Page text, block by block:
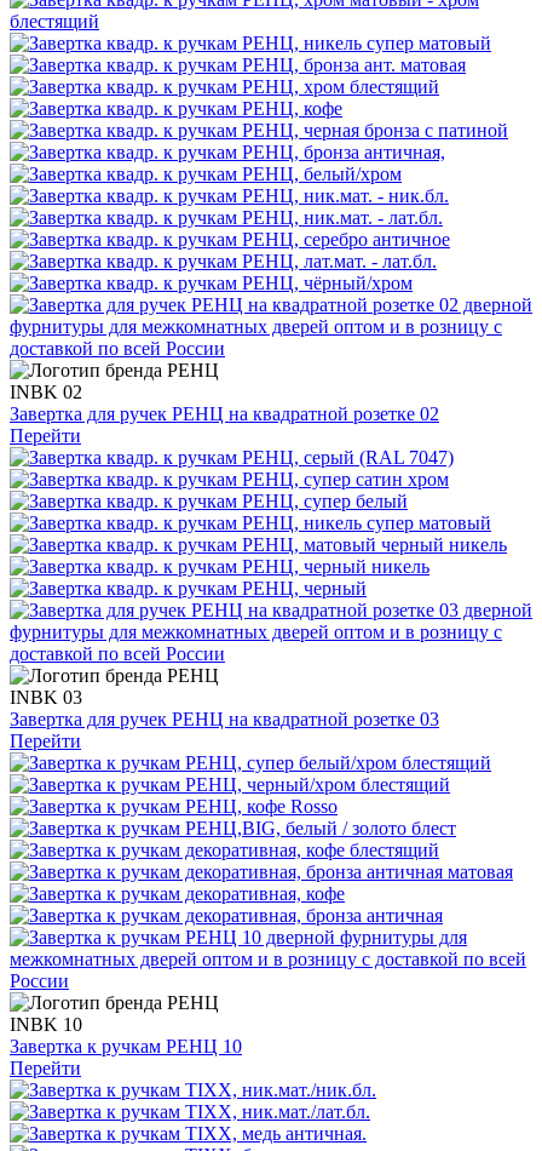
INBK 02
Завертка для ручек РЕНЦ на квадратной розетке 02
Перейти
INBK 03
Завертка для ручек РЕНЦ на квадратной розетке 03
Перейти
INBK 10
Завертка к ручкам РЕНЦ 10
Перейти